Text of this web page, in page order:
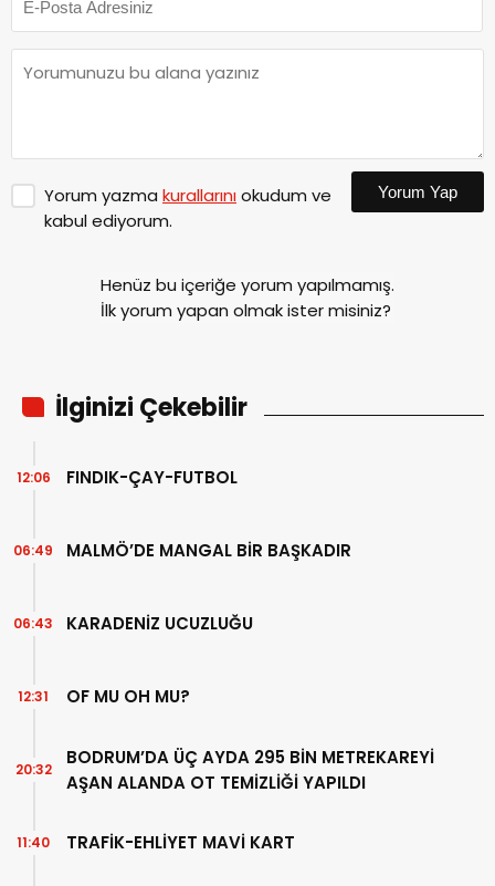
Yorum yazma kurallarınıokudum ve
kabul ediyorum.
Yorum Yap
Henüz bu içeriğe yorum yapılmamış.
İlk yorum yapan olmak ister misiniz?
İlginizi Çekebilir
FINDIK-ÇAY-FUTBOL
12:06
MALMÖ’DE MANGAL BİR BAŞKADIR
06:49
KARADENİZ UCUZLUĞU
06:43
OF MU OH MU?
12:31
BODRUM’DA ÜÇ AYDA 295 BİN METREKAREYİ
AŞAN ALANDA OT TEMİZLİĞİ YAPILDI
20:32
TRAFİK-EHLİYET MAVİ KART
11:40